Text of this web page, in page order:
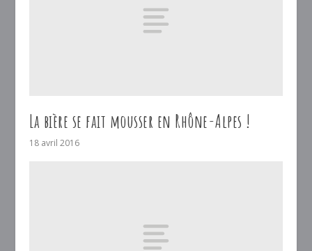
La bière se fait mousser en Rhône-Alpes !
18 avril 2016